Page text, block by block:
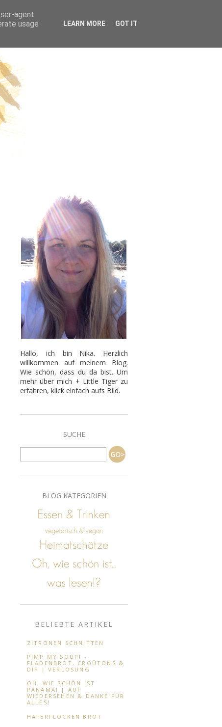
Hallo, ich bin Nika. Herzlich
willkommen auf meinem Blog.
Wie schön, dass du da bist. Um
mehr über mich + Little Tiger zu
erfahren, klick einfach aufs Bild.
SUCHE
BLOG KATEGORIEN
BELIEBTE ARTIKEL
ZITRONEN SCHNITTEN
PIMP MY SOUP! -
FLADENBROT, CROÛTONS &
DIP ∣ VERLOSUNG
OH, WIE SCHÖN IST
PANAMA! | AUF
WIEDERSEHEN & DANKE FÜR
ALLES!
HAFERFLOCKEN BROT
agent
usage
LEARN MORE GOT IT